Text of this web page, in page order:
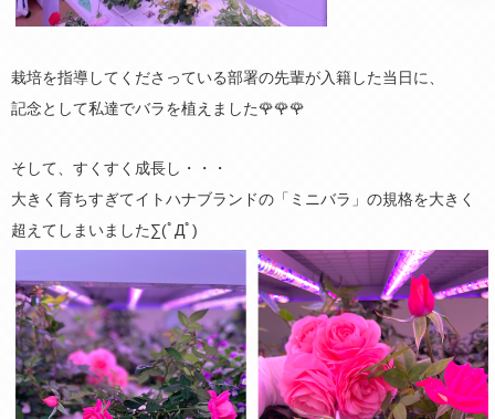
栽培を指導してくださっている部署の先輩が入籍した当日に、
記念として私達でバラを植えました🌹🌹🌹
そして、すくすく成長し・・・
大きく育ちすぎてイトハナブランドの「ミニバラ」の規格を大きく
超えてしまいました∑(ﾟДﾟ)